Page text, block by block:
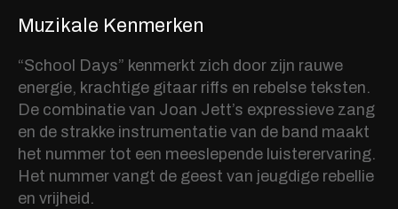
Muzikale Kenmerken
“School Days” kenmerkt zich door zijn rauwe
energie, krachtige gitaar riffs en rebelse teksten.
De combinatie van Joan Jett’s expressieve zang
en de strakke instrumentatie van de band maakt
het nummer tot een meeslepende luisterervaring.
Het nummer vangt de geest van jeugdige rebellie
en vrijheid.